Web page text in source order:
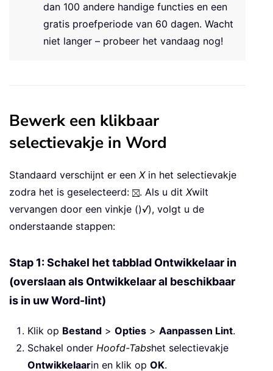
dan 100 andere handige functies en een
gratis proefperiode van 60 dagen. Wacht
niet langer – probeer het vandaag nog!
Bewerk een klikbaar
selectievakje in Word
Standaard verschijnt er een Xin het selectievakje
zodra het is geselecteerd:
. Als u dit Xwilt
vervangen door een vinkje ()√), volgt u de
onderstaande stappen:
Stap 1: Schakel het tabblad Ontwikkelaar in
(overslaan als Ontwikkelaar al beschikbaar
is in uw Word-lint)
Klik op Bestand > Opties > Aanpassen Lint.
Schakel onder Hoofd-Tabshet selectievakje
Ontwikkelaarin en klik op OK.